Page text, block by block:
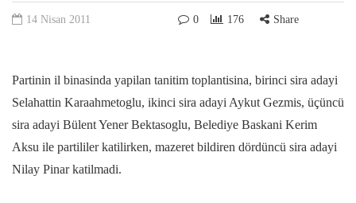
14 Nisan 2011 0 176 Share
Partinin il binasinda yapilan tanitim toplantisina, birinci sira adayi
Selahattin Karaahmetoglu, ikinci sira adayi Aykut Gezmis, üçüncü
sira adayi Bülent Yener Bektasoglu, Belediye Baskani Kerim
Aksu ile partililer katilirken, mazeret bildiren dördüncü sira adayi
Nilay Pinar katilmadi.